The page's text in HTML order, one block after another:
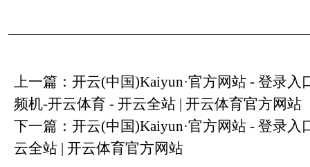
上一篇： 开云(中国)Kaiyun·官方网站 - 登录
频机-开云体育 - 开云全站 | 开云体育官方网站
下一篇： 开云(中国)Kaiyun·官方网站 - 登录入
云全站 | 开云体育官方网站